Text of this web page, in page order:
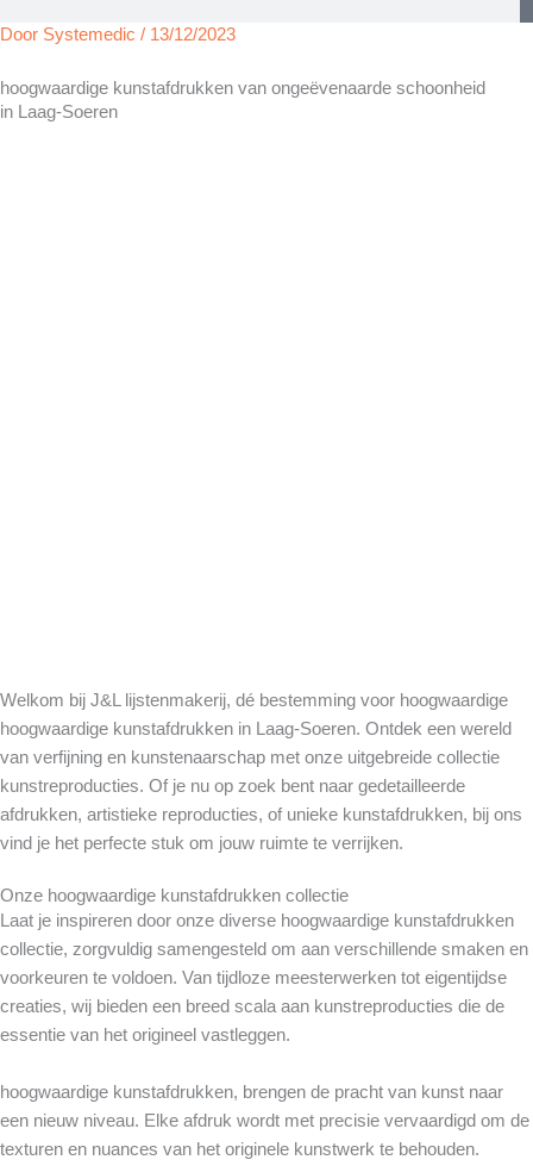
Door Systemedic / 13/12/2023
hoogwaardige kunstafdrukken van ongeëvenaarde schoonheid
in Laag-Soeren
Welkom bij J&L lijstenmakerij, dé bestemming voor hoogwaardige
hoogwaardige kunstafdrukken in Laag-Soeren. Ontdek een wereld
van verfijning en kunstenaarschap met onze uitgebreide collectie
kunstreproducties. Of je nu op zoek bent naar gedetailleerde
afdrukken, artistieke reproducties, of unieke kunstafdrukken, bij ons
vind je het perfecte stuk om jouw ruimte te verrijken.
Onze hoogwaardige kunstafdrukken collectie
Laat je inspireren door onze diverse hoogwaardige kunstafdrukken
collectie, zorgvuldig samengesteld om aan verschillende smaken en
voorkeuren te voldoen. Van tijdloze meesterwerken tot eigentijdse
creaties, wij bieden een breed scala aan kunstreproducties die de
essentie van het origineel vastleggen.
hoogwaardige kunstafdrukken, brengen de pracht van kunst naar
een nieuw niveau. Elke afdruk wordt met precisie vervaardigd om de
texturen en nuances van het originele kunstwerk te behouden.